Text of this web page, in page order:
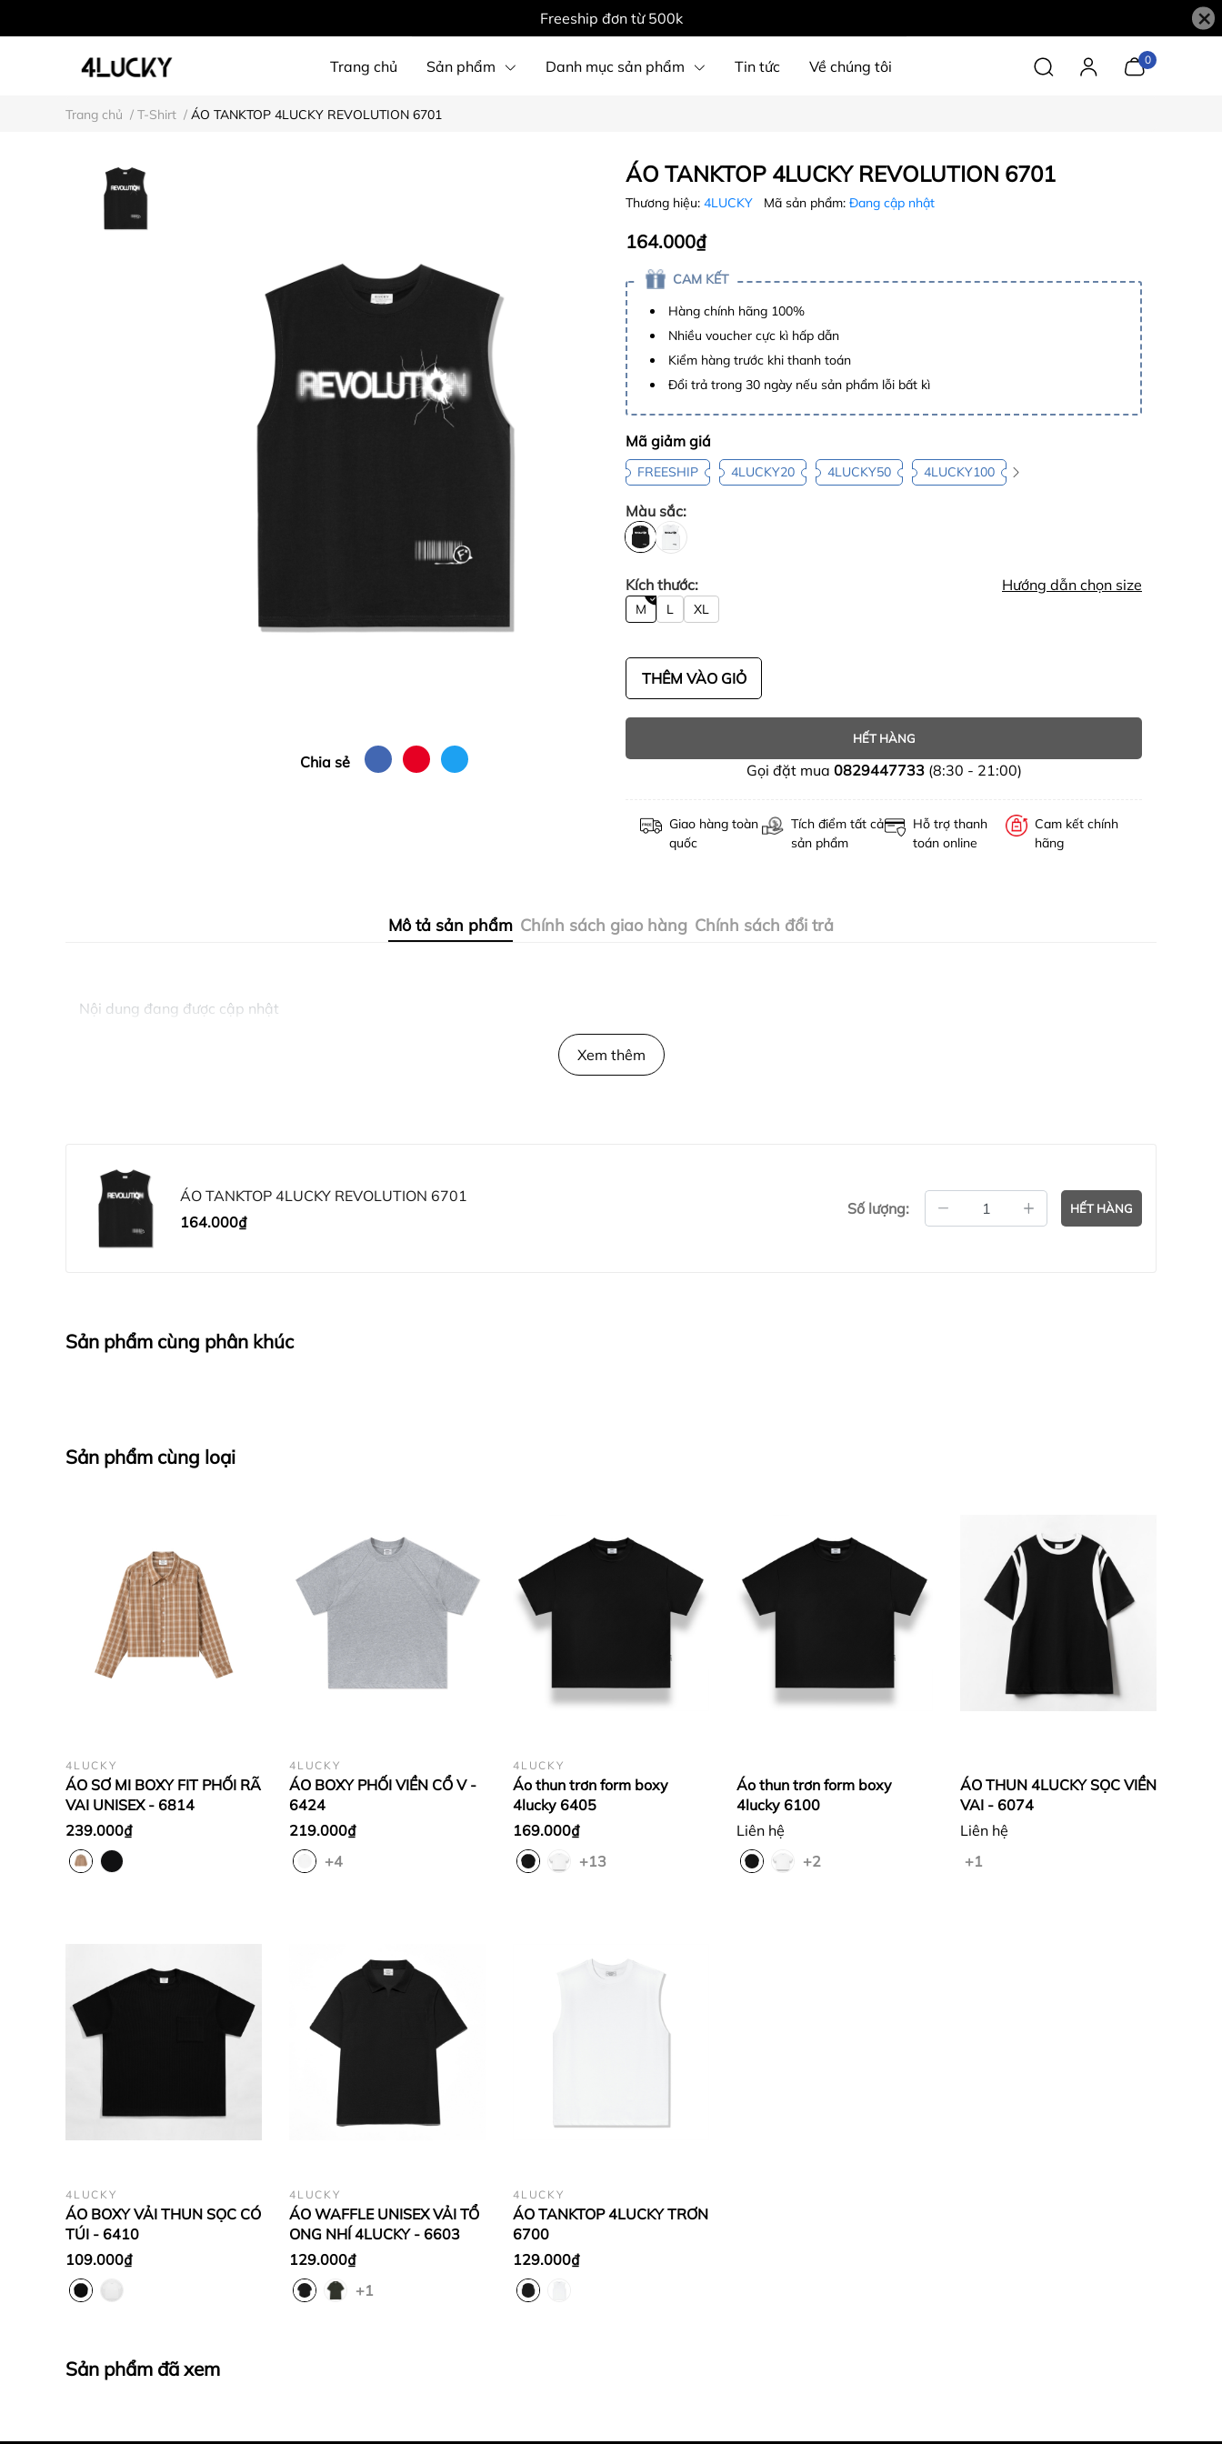
Freeship đơn từ 500k ×
Trang chủ Sản phẩm Danh mục sản phẩm Tin tức Về chúng tôi 0
Trang chủ / T-Shirt / ÁO TANKTOP 4LUCKY REVOLUTION 6701
Chia sẻ
ÁO TANKTOP 4LUCKY REVOLUTION 6701
Thương hiệu: 4LUCKY Mã sản phẩm: Đang cập nhật
164.000₫
CAM KẾT
Hàng chính hãng 100%
Nhiều voucher cực kì hấp dẫn
Kiểm hàng trước khi thanh toán
Đổi trả trong 30 ngày nếu sản phẩm lỗi bất kì
Mã giảm giá
FREESHIP 4LUCKY20 4LUCKY50 4LUCKY100
Màu sắc:
Kích thước: Hướng dẫn chọn size
M L XL
THÊM VÀO GIỎ
HẾT HÀNG
Gọi đặt mua 0829447733(8:30 - 21:00)
Giao hàng toàn
quốc
Tích điểm tất cả
sản phẩm
Hỗ trợ thanh
toán online
Cam kết chính
hãng
Mô tả sản phẩm Chính sách giao hàng Chính sách đổi trả
Nội dung đang được cập nhật
Xem thêm
ÁO TANKTOP 4LUCKY REVOLUTION 6701
164.000₫
Số lượng: HẾT HÀNG
Sản phẩm cùng phân khúc
Sản phẩm cùng loại
4LUCKY
ÁO SƠ MI BOXY FIT PHỐI RÃ
VAI UNISEX - 6814
239.000₫
4LUCKY
ÁO BOXY PHỐI VIỀN CỔ V -
6424
219.000₫
+4
4LUCKY
Áo thun trơn form boxy
4lucky 6405
169.000₫
+13
Áo thun trơn form boxy
4lucky 6100
Liên hệ
+2
ÁO THUN 4LUCKY SỌC VIỀN
VAI - 6074
Liên hệ
+1
4LUCKY
ÁO BOXY VẢI THUN SỌC CÓ
TÚI - 6410
109.000₫
4LUCKY
ÁO WAFFLE UNISEX VẢI TỔ
ONG NHÍ 4LUCKY - 6603
129.000₫
+1
4LUCKY
ÁO TANKTOP 4LUCKY TRƠN
6700
129.000₫
Sản phẩm đã xem